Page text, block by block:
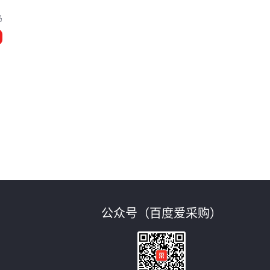
公众号（百度爱采购）